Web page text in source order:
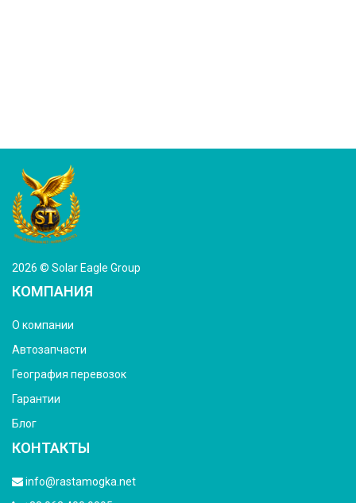
2026 © Solar Eagle Group
КОМПАНИЯ
О компании
Автозапчасти
География перевозок
Гарантии
Блог
КОНТАКТЫ
info@rastamogka.net